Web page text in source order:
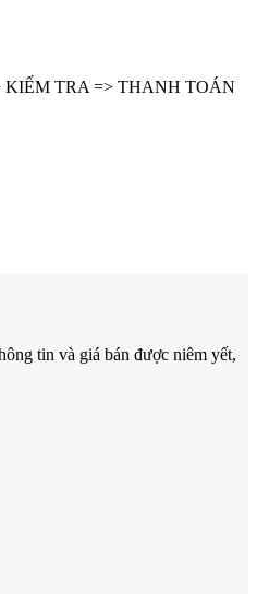
TRA => THANH TOÁN
tin và giá bán được niêm yết,